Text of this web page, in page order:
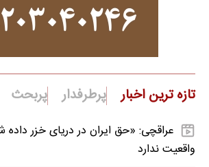
تازه ترین اخبار پرطرفدار پربحث
عراقچی: «حق ایران در دریای خزر
واقعیت ندارد